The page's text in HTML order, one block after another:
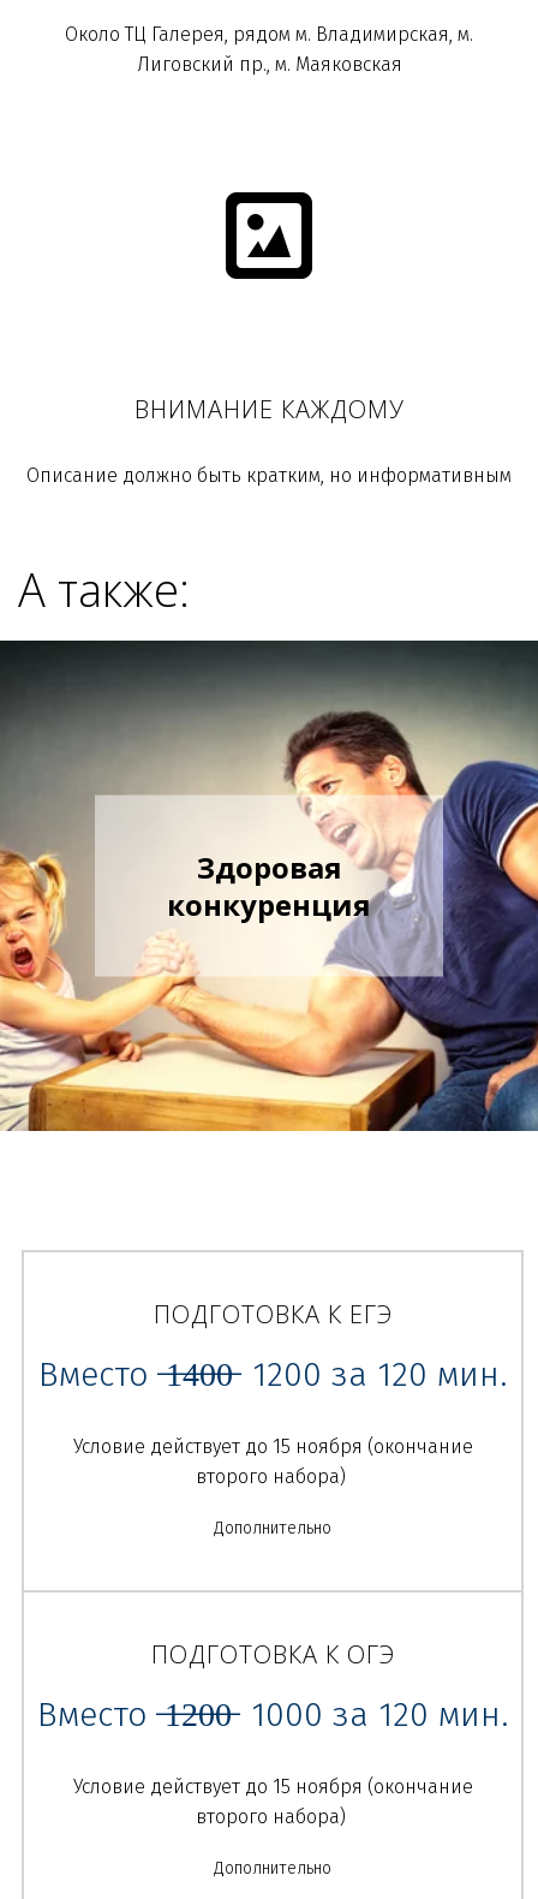
Около ТЦ Галерея, рядом м. Владимирская, м.
Лиговский пр., м. Маяковская
ВНИМАНИЕ КАЖДОМУ
Описание должно быть кратким, но информативным
А также:
Здоровая
конкуренция
Закрытый ча
полезными
занятий
ПОДГОТОВКА К ЕГЭ
Вместо ̶1̶4̶0̶0̶ 1200 за 120 мин.
Условие действует до 15 ноября (окончание
второго набора)
Дополнительно
ПОДГОТОВКА К ОГЭ
Вместо ̶1̶2̶0̶0̶ 1000 за 120 мин.
Условие действует до 15 ноября (окончание
второго набора)
Дополнительно